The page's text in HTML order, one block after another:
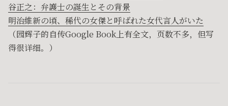
谷正之：弁護士の誕生とその背景
明治維新の頃、稀代の女傑と呼ばれた女代言人がいた
（园辉子的自传Google Book上有全文，页数不多，但写
得很详细。）